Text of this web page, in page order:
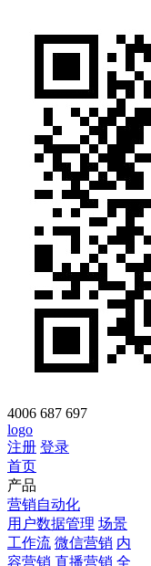
4006 687 697
logo
注册 登录
首页
产品
营销自动化
用户数据管理 场景
工作流 微信营销 内
容营销 直播营销 全